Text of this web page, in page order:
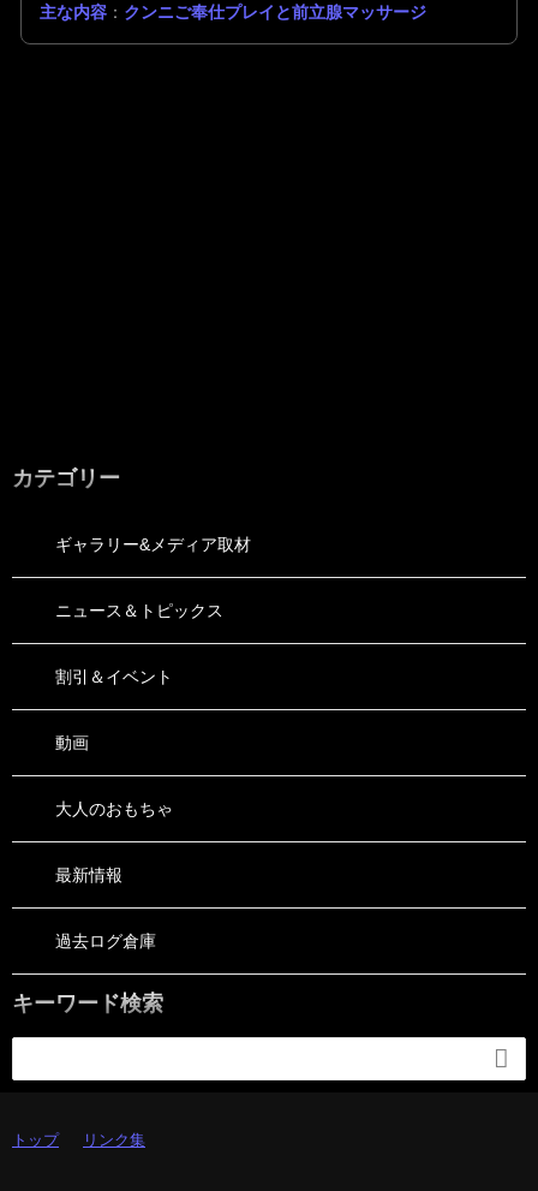
主な内容 ： クンニご奉仕プレイと前立腺マッサージ
カテゴリー
ギャラリー&メディア取材
ニュース＆トピックス
割引＆イベント
動画
大人のおもちゃ
最新情報
過去ログ倉庫
キーワード検索

トップ リンク集